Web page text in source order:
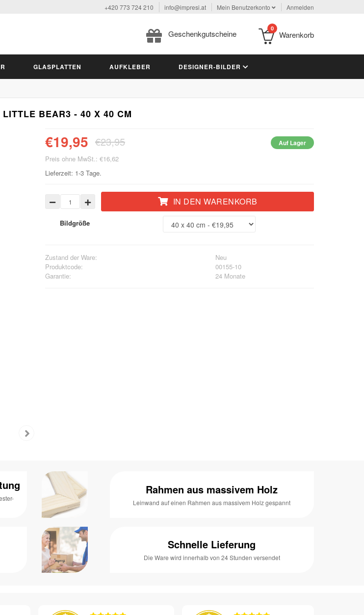
+420 773 724 210 info@impresi.at Mein Benutzerkonto Anmelden
Geschenkgutscheine
0
Warenkorb
GLASPLATTEN AUFKLEBER DESIGNER-BILDER
BEAR3 - 40 X 40 CM
€19,95 €23,95 Auf Lager
Preis ohne MwSt.: €16,62
Lieferzeit: 1-3 Tage.
IN DEN WARENKORB
Bildgröße
Zustand der Ware:
Neu
Produktcode:
00155-10
Garantie:
24 Monate
Rahmen aus massivem Holz
Leinwand auf einen Rahmen aus massivem Holz gespannt
Schnelle Lieferung
Die Ware wird innerhalb von 24 Stunden versendet